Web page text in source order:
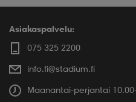
Asiakaspalvelu:
075 325 2200
info.fi@stadium.fi
Maanantai-perjantai